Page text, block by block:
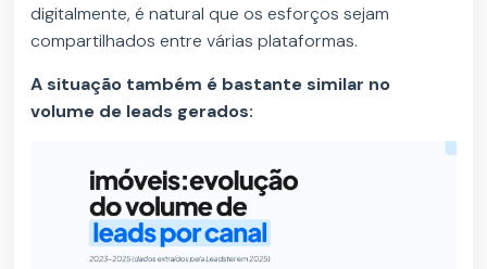
digitalmente, é natural que os esforços sejam
compartilhados entre várias plataformas.
A situação também é bastante similar no
volume de leads gerados: